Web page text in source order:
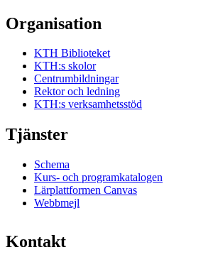
Organisation
KTH Biblioteket
KTH:s skolor
Centrumbildningar
Rektor och ledning
KTH:s verksamhetsstöd
Tjänster
Schema
Kurs- och programkatalogen
Lärplattformen Canvas
Webbmejl
Kontakt